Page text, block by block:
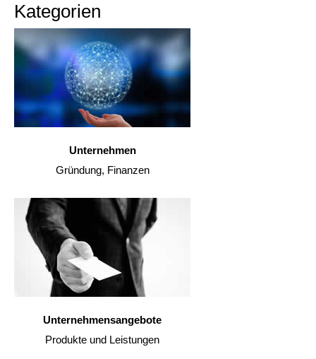
Kategorien
Unternehmen
Gründung, Finanzen
Unternehmensangebote
Produkte und Leistungen